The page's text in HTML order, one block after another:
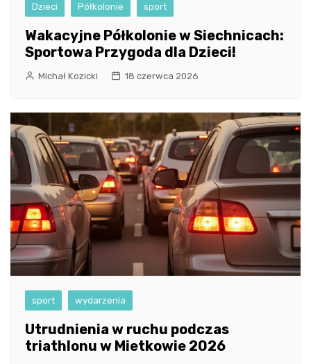
Dzieci Półkolonie sport
Wakacyjne Półkolonie w Siechnicach:
Sportowa Przygoda dla Dzieci!
Michał Kozicki 18 czerwca 2026
sport wydarzenia
Utrudnienia w ruchu podczas
triathlonu w Mietkowie 2026